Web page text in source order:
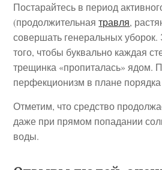
Постарайтесь в период
(продолжительнаятравля,
совершать генеральных
того, чтобы буквально каждая
трещинка «пропиталась» ядом.
перфекционизм в плане
Отметим, что средство
даже при прямом попадании
воды.